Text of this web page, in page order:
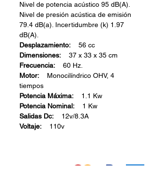
Nivel de potencia acústico 95 dB(A).
Nivel de presión acústica de emisión
79.4 dB(a). Incertidumbre (k) 1.97
dB(A).
Desplazamiento: 56 cc
Dimensiones: 37 x 33 x 35 cm
Frecuencia: 60 Hz.
Motor: Monocilíndrico OHV, 4
tiempos
Potencia Máxima:
1.1 Kw
Potencia Nominal: 1 Kw
Salidas Dc: 12v/8.3A
Voltaje: 110v